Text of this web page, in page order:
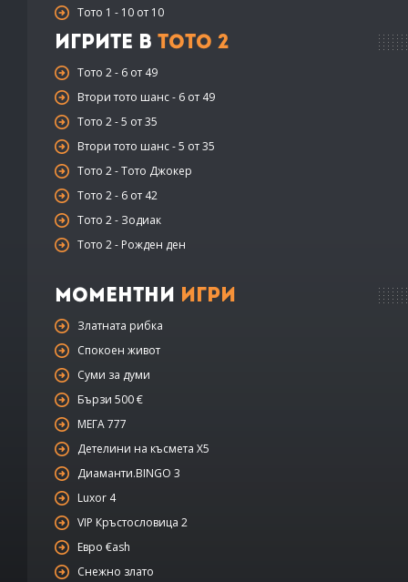
Тото 1 - 10 от 10
Игрите в Тото 2
Тото 2 - 6 от 49
Втори тото шанс - 6 от 49
Тото 2 - 5 от 35
Втори тото шанс - 5 от 35
Тото 2 - Тото Джокер
Тото 2 - 6 от 42
Тото 2 - Зодиак
Тото 2 - Рожден ден
Моментни Игри
Златната рибка
Спокоен живот
Суми за думи
Бързи 500 €
МЕГА 777
Детелини на късмета Х5
Диаманти.BINGO 3
Luxor 4
VIP Кръстословица 2
Евро €ash
Снежно злато